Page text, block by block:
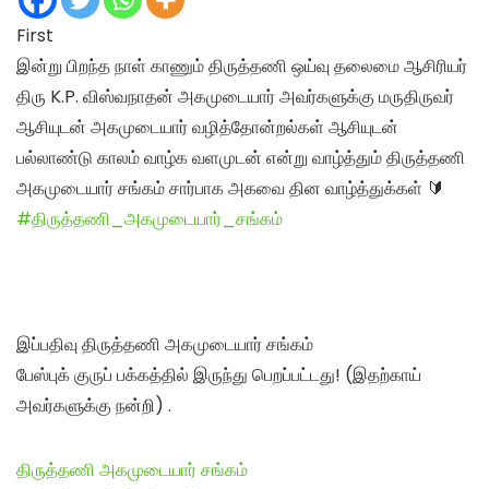
First
இன்று பிறந்த நாள் காணும் திருத்தணி ஒய்வு தலைமை ஆசிரியர்
திரு K.P. விஸ்வநாதன் அகமுடையார் அவர்களுக்கு மருதிருவர்
ஆசியுடன் அகமுடையார் வழித்தோன்றல்கள் ஆசியுடன்
பல்லாண்டு காலம் வாழ்க வளமுடன் என்று வாழ்த்தும் திருத்தணி
அகமுடையார் சங்கம் சார்பாக அகவை தின வாழ்த்துக்கள் 🔰
#திருத்தணி_அகமுடையார்_சங்கம்
இப்பதிவு திருத்தணி அகமுடையார் சங்கம்
பேஸ்புக் குருப் பக்கத்தில் இருந்து பெறப்பட்டது! (இதற்காய்
அவர்களுக்கு நன்றி) .
திருத்தணி அகமுடையார் சங்கம்